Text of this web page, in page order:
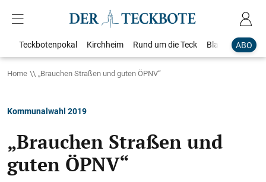
ABO
Teckbotenpokal Kirchheim Rund um die Teck Blaulicht
Home „Brauchen Straßen und guten ÖPNV“
Kommunalwahl 2019
„Brauchen Straßen und
guten ÖPNV“